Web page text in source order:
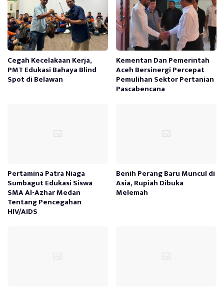
Cegah Kecelakaan Kerja,
PMT Edukasi Bahaya Blind
Spot di Belawan
Kementan Dan Pemerintah
Aceh Bersinergi Percepat
Pemulihan Sektor Pertanian
Pascabencana
Pertamina Patra Niaga
Sumbagut Edukasi Siswa
SMA Al-Azhar Medan
Tentang Pencegahan
HIV/AIDS
Benih Perang Baru Muncul di
Asia, Rupiah Dibuka
Melemah